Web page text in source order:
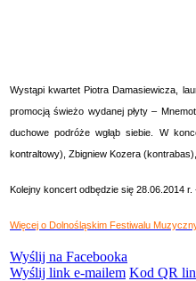
Wystąpi kwartet Piotra Damasiewicza,
promocją świeżo wydanej płyty –
duchowe podróże wgłąb siebie. W
kontraltowy), Zbigniew Kozera
Kolejny koncert odbędzie się 28.06.2014
Więcej o Dolnośląskim Festiwalu
Wyślij na Facebooka
Wyślij link e-mailem Kod QR